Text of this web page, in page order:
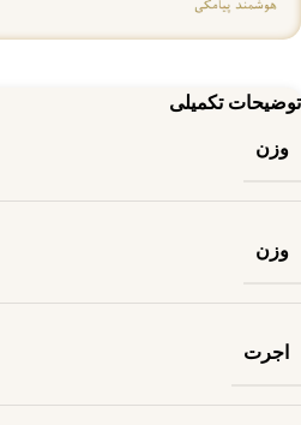
توضیحات تکمیلی
وزن
وزن
اجرت